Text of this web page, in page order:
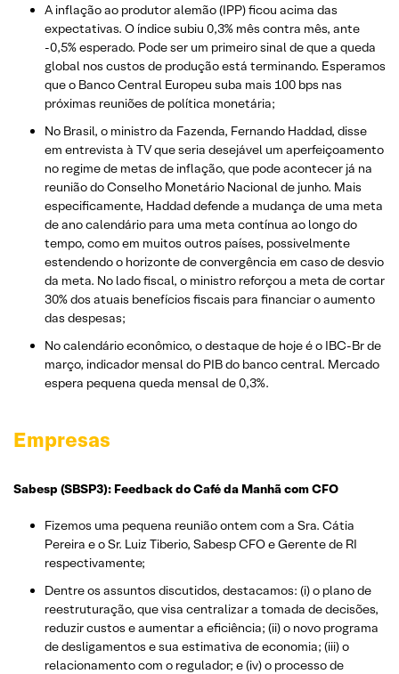
A inflação ao produtor alemão (IPP) ficou acima das
expectativas. O índice subiu 0,3% mês contra mês, ante
-0,5% esperado. Pode ser um primeiro sinal de que a queda
global nos custos de produção está terminando. Esperamos
que o Banco Central Europeu suba mais 100 bps nas
próximas reuniões de política monetária;
No Brasil, o ministro da Fazenda, Fernando Haddad, disse
em entrevista à TV que seria desejável um aperfeiçoamento
no regime de metas de inflação, que pode acontecer já na
reunião do Conselho Monetário Nacional de junho. Mais
especificamente, Haddad defende a mudança de uma meta
de ano calendário para uma meta contínua ao longo do
tempo, como em muitos outros países, possivelmente
estendendo o horizonte de convergência em caso de desvio
da meta. No lado fiscal, o ministro reforçou a meta de cortar
30% dos atuais benefícios fiscais para financiar o aumento
das despesas;
No calendário econômico, o destaque de hoje é o IBC-Br de
março, indicador mensal do PIB do banco central. Mercado
espera pequena queda mensal de 0,3%.
Empresas
Sabesp (SBSP3): Feedback do Café da Manhã com CFO
Fizemos uma pequena reunião ontem com a Sra. Cátia
Pereira e o Sr. Luiz Tiberio, Sabesp CFO e Gerente de RI
respectivamente;
Dentre os assuntos discutidos, destacamos: (i) o plano de
reestruturação, que visa centralizar a tomada de decisões,
reduzir custos e aumentar a eficiência; (ii) o novo programa
de desligamentos e sua estimativa de economia; (iii) o
relacionamento com o regulador; e (iv) o processo de